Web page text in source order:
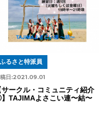
日:2021.09.01
ふるさと特派員
サークル・コミュニティ紹介
TAJIMAよさこい連〜結〜